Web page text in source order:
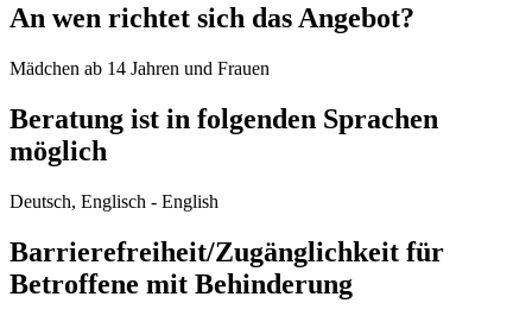
An wen richtet sich das Angebot?
Mädchen ab 14 Jahren und Frauen
Beratung ist in folgenden Sprachen
möglich
Deutsch, Englisch - English
Barrierefreiheit/Zugänglichkeit für
Betroffene mit Behinderung